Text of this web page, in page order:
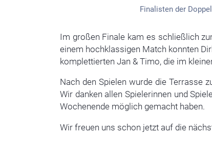
Finalisten der
Im großen Finale kam es schließlich
einem hochklassigen Match konnten
komplettierten Jan & Timo, die im
Nach den Spielen wurde die Terrasse
Wir danken allen Spielerinnen und
Wochenende möglich gemacht haben.
Wir freuen uns schon jetzt auf die